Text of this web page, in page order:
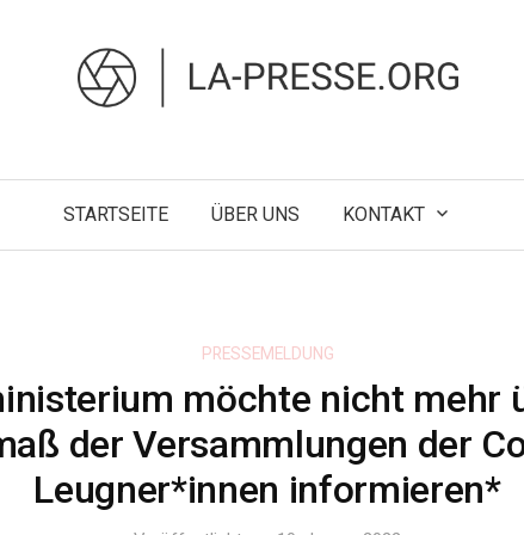
STARTSEITE ÜBER UNS KONTAKT
PRESSEMELDUNG
möchte nicht mehr
der Versammlungen der
Leugner*innen informieren*